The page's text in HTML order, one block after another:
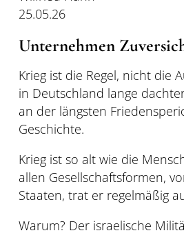
25.05.26
Unternehmen
Krieg ist die Regel, nicht die
in Deutschland lange
an der längsten
Geschichte.
Krieg ist so alt wie die
allen Gesellschaftsformen,
Staaten, trat er regelmäßig
Warum? Der israelische